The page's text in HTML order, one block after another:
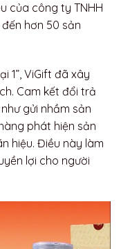
của công ty TNHH
hơn 50 sản
1”, ViGift đã xây
Cam kết đổi trả
gửi nhầm sản
phát hiện sản
hiệu. Điều này làm
lợi cho người